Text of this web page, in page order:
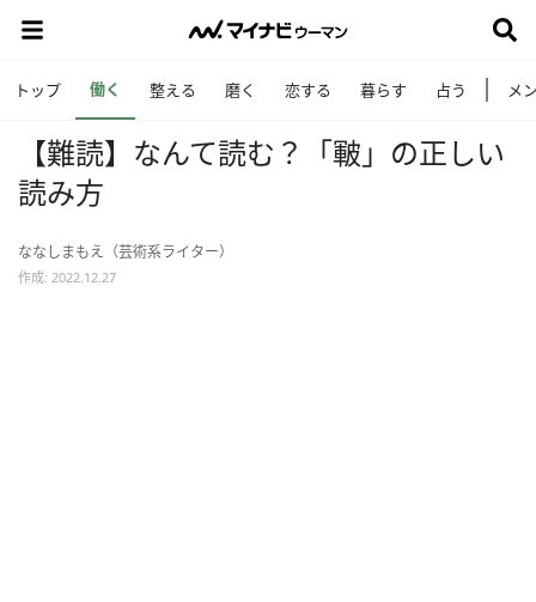
トップ 働く 整える 磨く 恋する 暮らす 占う メ
【難読】なんて読む？「皸」の正しい
読み方
ななしまもえ（芸術系ライター）
作成: 2022.12.27